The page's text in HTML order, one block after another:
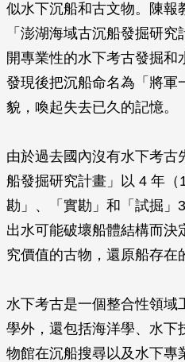
似水下沉船和古文物。陳報
「澎湖海域古沉船發掘研
開專業性的水下考古發掘和
發現後把沉船命名為「將軍
貌，喚起失去已久的記憶。
由於過去國內沒有水下考古
船發掘研究計畫」以 4 年
勘」、「實勘」和「試掘」
出水可能破壞船體結構而決
究價值的古物，還原船存在
水下考古是一個整合性領域
學外，還包括海洋學、水下
物館在沉船搜尋以及水下專